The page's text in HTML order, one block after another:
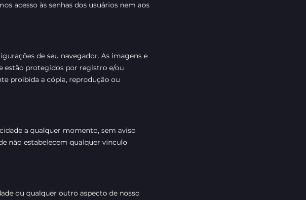
acesso às senhas dos usuários nem aos
de seu navegador. As imagens e
estão protegidos por registro e/ou
proibida a cópia, reprodução ou
a qualquer momento, sem aviso
não estabelecem qualquer vínculo
ou qualquer outro aspecto de nosso